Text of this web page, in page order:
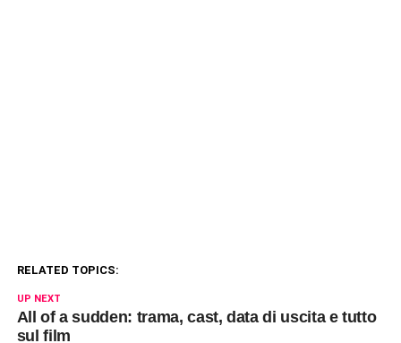
RELATED TOPICS:
UP NEXT
All of a sudden: trama, cast, data di uscita e tutto
sul film